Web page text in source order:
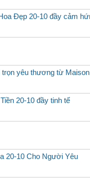
Đẹp 20-10 đầy cảm
trọn yêu thương từ Maison
20-10 đầy tinh tế
20-10 Cho Người Yêu